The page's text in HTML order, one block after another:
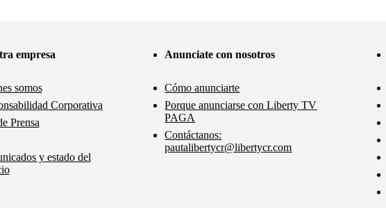
empresa
somos
Corporativa
Prensa
y estado del
Anunciate con nosotros
Cómo anunciarte
Porque anunciarse con Liberty TV
PAGA
Contáctanos:
pautalibertycr@libertycr.com